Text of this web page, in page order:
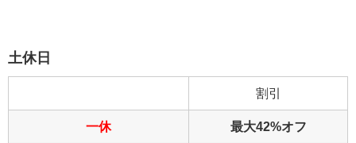
土休日
割引
一休 最大42%オフ